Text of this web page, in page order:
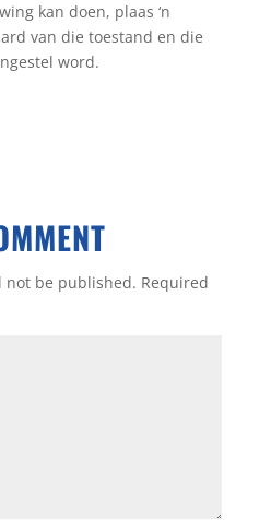
kan doen, plaas ‘n
van die toestand en die
word.
not be published. Required